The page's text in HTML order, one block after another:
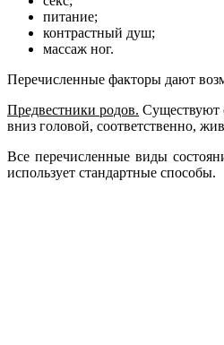
питание;
контрастный душ;
массаж ног.
Перечисленные факторы дают
Предвестники родов. Существуют
вниз головой, соответственно,
Все перечисленные виды
использует стандартные способы.